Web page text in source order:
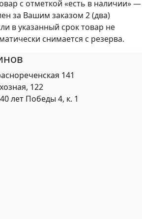
с отметкой «есть в наличии» —
за Вашим заказом 2 (два)
в указанный срок товар не
снимается с резерва.
141
122
лет Победы 4, к. 1